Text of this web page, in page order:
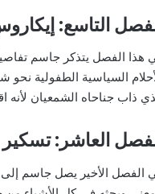
التاسع:
هذا الفصل يتذكر جاسم
السياسية الطفولية
ذاب جناحاه الشمعيان
العاشر: تسكير
الفصل الأخير يصل جاسم